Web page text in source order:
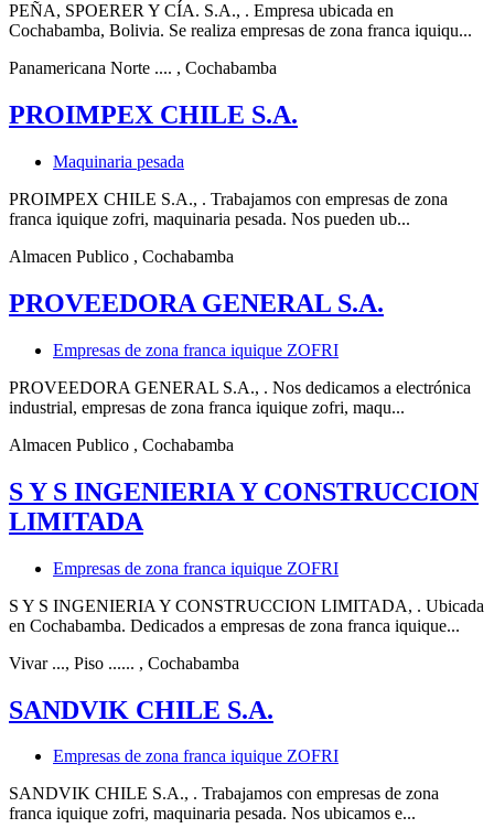
PEÑA, SPOERER Y CÍA. S.A., . Empresa ubicada en
Cochabamba, Bolivia. Se realiza empresas de zona franca iquiqu...
Panamericana Norte .... , Cochabamba
PROIMPEX CHILE S.A.
Maquinaria pesada
PROIMPEX CHILE S.A., . Trabajamos con empresas de zona
franca iquique zofri, maquinaria pesada. Nos pueden ub...
Almacen Publico , Cochabamba
PROVEEDORA GENERAL S.A.
Empresas de zona franca iquique ZOFRI
PROVEEDORA GENERAL S.A., . Nos dedicamos a electrónica
industrial, empresas de zona franca iquique zofri, maqu...
Almacen Publico , Cochabamba
S Y S INGENIERIA Y CONSTRUCCION
LIMITADA
Empresas de zona franca iquique ZOFRI
S Y S INGENIERIA Y CONSTRUCCION LIMITADA, . Ubicada
en Cochabamba. Dedicados a empresas de zona franca iquique...
Vivar ..., Piso ...... , Cochabamba
SANDVIK CHILE S.A.
Empresas de zona franca iquique ZOFRI
SANDVIK CHILE S.A., . Trabajamos con empresas de zona
franca iquique zofri, maquinaria pesada. Nos ubicamos e...